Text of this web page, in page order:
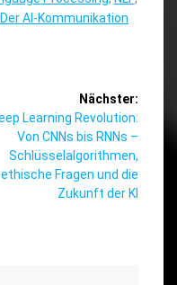
AI-Kommunikation
Nächster:
Learning Revolution:
Von CNNs bis RNNs –
Schlüsselalgorithmen,
ethische Fragen und die
Zukunft der KI